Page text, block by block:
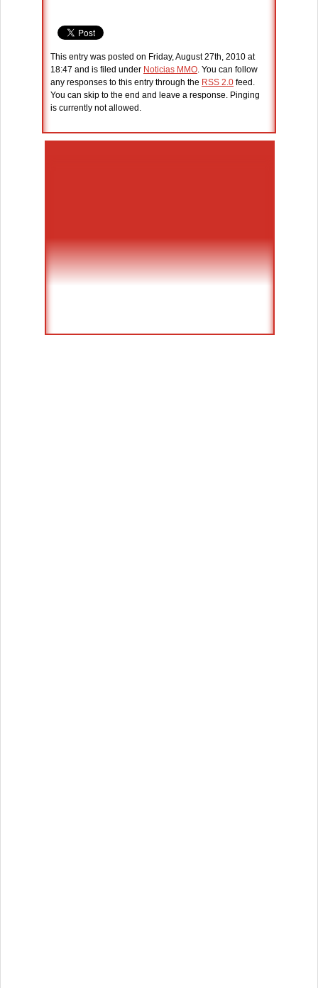
This entry was posted on Friday, August 27th, 2010 at
18:47 and is filed under Noticias MMO. You can follow
any responses to this entry through the RSS 2.0 feed.
You can skip to the end and leave a response. Pinging
is currently not allowed.